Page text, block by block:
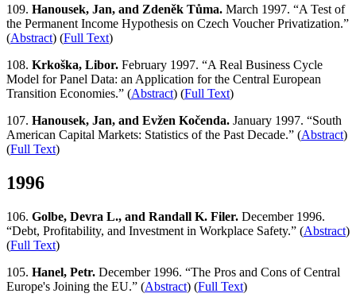
109. Hanousek, Jan, and Zdeněk Tůma. March 1997. “A Test of
the Permanent Income Hypothesis on Czech Voucher Privatization.”
(Abstract) (Full Text)
108. Krkoška, Libor. February 1997. “A Real Business Cycle
Model for Panel Data: an Application for the Central European
Transition Economies.” (Abstract) (Full Text)
107. Hanousek, Jan, and Evžen Kočenda. January 1997. “South
American Capital Markets: Statistics of the Past Decade.” (Abstract)
(Full Text)
1996
106. Golbe, Devra L., and Randall K. Filer. December 1996.
“Debt, Profitability, and Investment in Workplace Safety.” (Abstract)
(Full Text)
105. Hanel, Petr. December 1996. “The Pros and Cons of Central
Europe's Joining the EU.” (Abstract) (Full Text)